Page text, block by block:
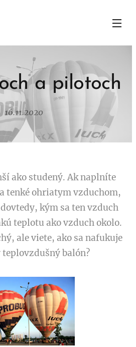
a pilotoch
16.11.2020
ako studený. Ak naplníte
tenké ohriatym vzduchom,
kým sa ten vzduch
teplotu ako vzduch okolo.
ale viete, ako sa nafukuje
balón?